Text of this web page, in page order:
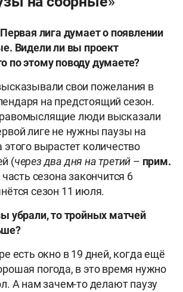
лига думает о появлении
Видели ли вы проект
по этому поводу думаете?
свои пожелания в
на предстоящий сезон.
люди высказали
лиге не нужны паузы на
вырастет количество
(через два дня на третий – прим.
сезона закончится 6
сезон 11 июля.
убрали, то тройных матчей
есть окно в 19 дней, когда ещё
погода, в это время нужно
А нам зачем-то делают паузу